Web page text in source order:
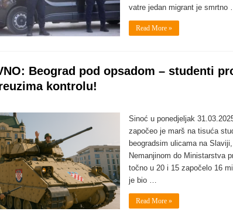
vatre jedan migrant je smrtno
Read More »
Beograd pod opsadom – studenti
kontrolu!
Sinoć u ponedjeljak
započeo je marš na tisuća
beogradsim ulicama na
Nemanjinom do Ministarstva
točno u 20 i 15 započelo 16
je bio …
Read More »